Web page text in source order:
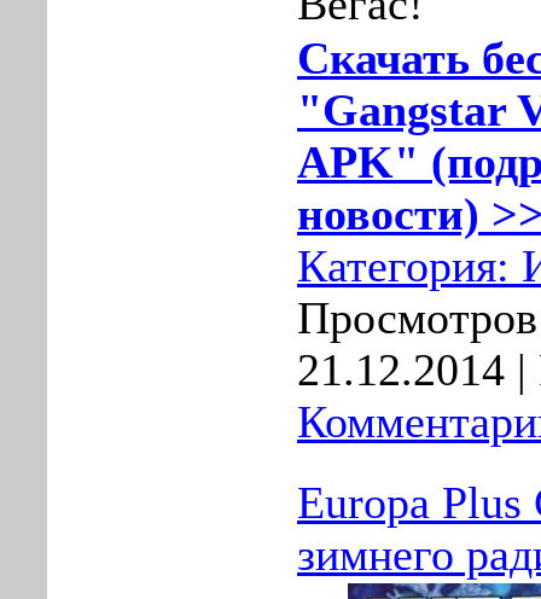
Скачать
"Gangstar
APK"
новости)
Категория:
21.12.2014 |
Europa
зимнего